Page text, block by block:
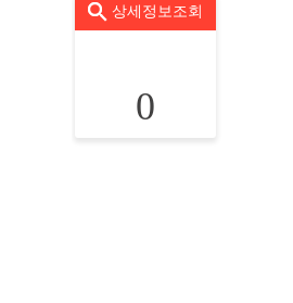
상세정보조회
0